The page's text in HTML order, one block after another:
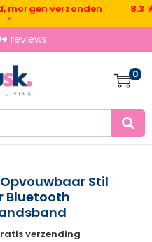
verzonden 8.3 ★
reviews
0
Stil
Bluetooth
verzending